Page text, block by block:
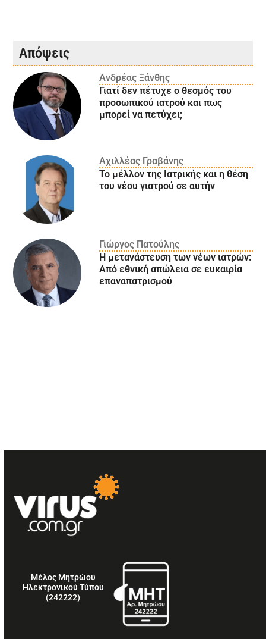
Απόψεις
Ανδρέας Ξάνθης
Γιατί δεν πέτυχε ο θεσμός του
προσωπικού ιατρού και πως
μπορεί να πετύχει;
Αχιλλέας Γραβάνης
Το μέλλον της Ιατρικής και η θέση
του νέου γιατρού σε αυτήν
Γιώργος Πατούλης
Η μετανάστευση των νέων ιατρών:
Aπό εθνική απώλεια σε ευκαιρία
επαναπατρισμού
Μέλος Μητρώου
Ηλεκτρονικού Τύπου
(242222)